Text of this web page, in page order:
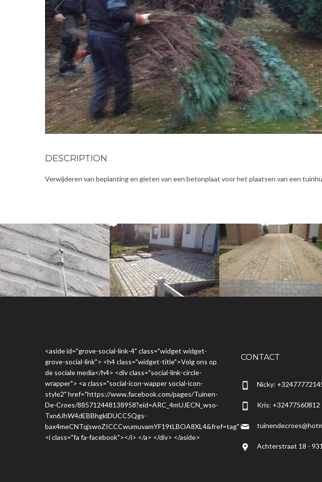
DESCRIPTION
Verwijderen van beplanting en gieten van een betonplaat voor het plaatsen van een
KLIMPLANT
AANBINDEN,
STRAK EN MET
INOX
OPRIT IN KANDLA
KASSEI
AANLEG VAN
OPRIT IN
KLINKERS EN
HONINGGRAAD
<aside id="grove-social-link-4" class="widget widget-
grove-social-link"> <h4 class="widget-title">Volg ons op
de sociale media</h4> <div class="social-link-circle-
wrapper"> <a class="social-icon-wapper social-icon-
style2" href="https://www.facebook.com/pages/Tuinen-
De-Croes/885712448138958?eid=ARC_4mUJECN_wso-
Txn6JhW4dEBBhgklDUCC5Qgs-
bax4meCNTqjswoZICCCwumuvamYF19tLBOA8XL4&fref=tag">
<i class="fa fa-facebook"></i> </a> </div> </aside>
CONTACT
Nicky:
Kris: +32477560812
Achterstraat 18 -